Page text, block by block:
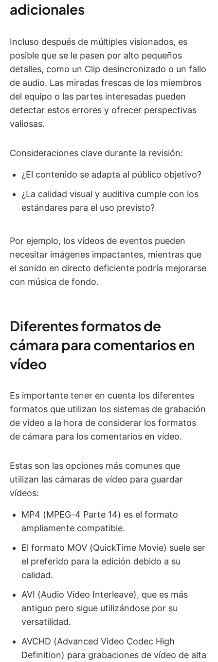
adicionales
Incluso después de múltiples visionados, es
posible que se le pasen por alto pequeños
detalles, como un Clip desincronizado o un fallo
de audio. Las miradas frescas de los miembros
del equipo o las partes interesadas pueden
detectar estos errores y ofrecer perspectivas
valiosas.
Consideraciones clave durante la revisión:
¿El contenido se adapta al público objetivo?
¿La calidad visual y auditiva cumple con los
estándares para el uso previsto?
Por ejemplo, los vídeos de eventos pueden
necesitar imágenes impactantes, mientras que
el sonido en directo deficiente podría mejorarse
con música de fondo.
Diferentes formatos de
cámara para comentarios en
vídeo
Es importante tener en cuenta los diferentes
formatos que utilizan los sistemas de grabación
de vídeo a la hora de considerar los formatos
de cámara para los comentarios en vídeo.
Estas son las opciones más comunes que
utilizan las cámaras de vídeo para guardar
vídeos:
MP4 (MPEG-4 Parte 14) es el formato
ampliamente compatible.
El formato MOV (QuickTime Movie) suele ser
el preferido para la edición debido a su
calidad.
AVI (Audio Vídeo Interleave), que es más
antiguo pero sigue utilizándose por su
versatilidad.
AVCHD (Advanced Video Codec High
Definition) para grabaciones de vídeo de alta